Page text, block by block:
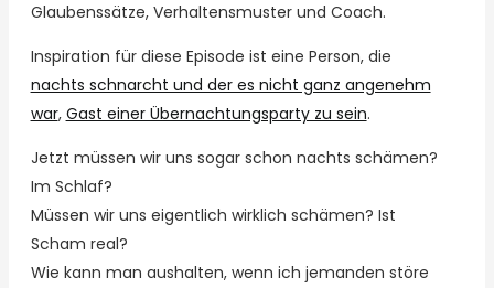
Glaubenssätze, Verhaltensmuster und Coach.
Inspiration für diese Episode ist eine Person, die
nachts schnarcht und der es nicht ganz angenehm
war, Gast einer Übernachtungsparty zu sein.
Jetzt müssen wir uns sogar schon nachts schämen?
Im Schlaf?
Müssen wir uns eigentlich wirklich schämen? Ist
Scham real?
Wie kann man aushalten, wenn ich jemanden störe